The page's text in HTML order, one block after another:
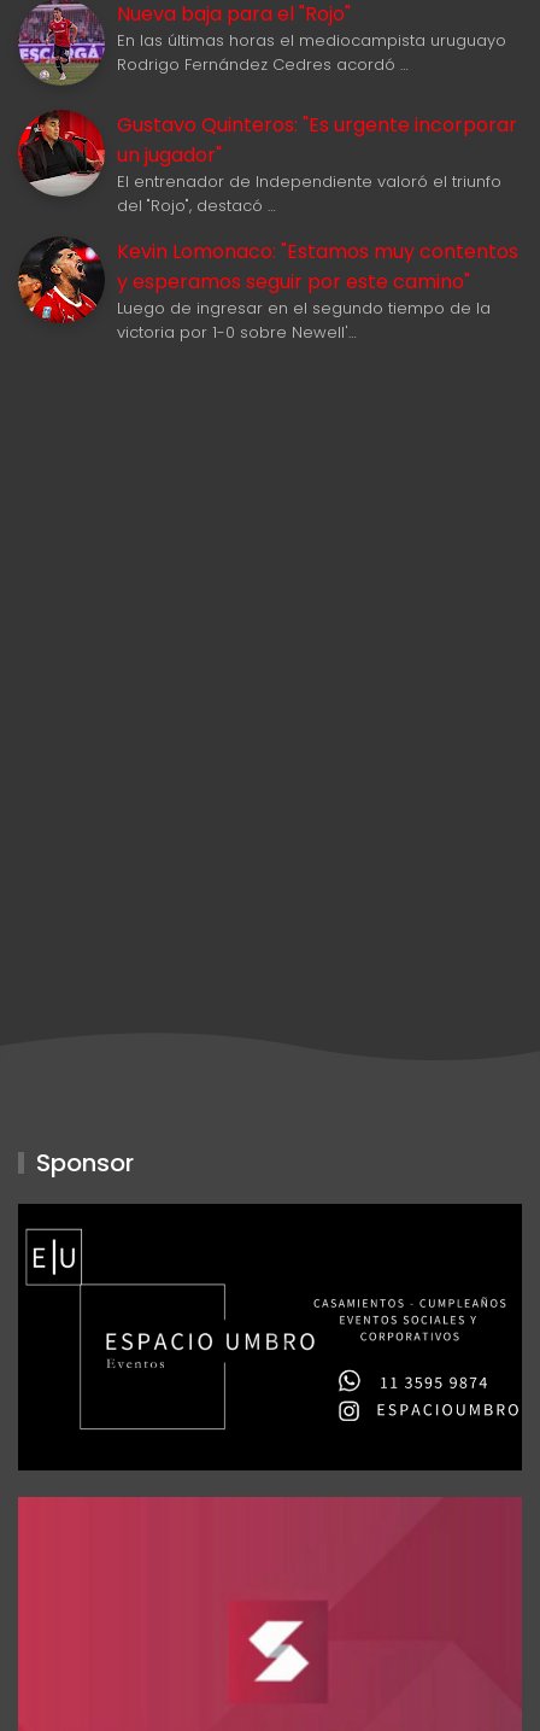
Nueva baja para el "Rojo"
En las últimas horas el mediocampista uruguayo
Rodrigo Fernández Cedres acordó …
Gustavo Quinteros: "Es urgente incorporar
un jugador"
El entrenador de Independiente valoró el triunfo
del "Rojo", destacó …
Kevin Lomonaco: "Estamos muy contentos
y esperamos seguir por este camino"
Luego de ingresar en el segundo tiempo de la
victoria por 1-0 sobre Newell'…
Sponsor